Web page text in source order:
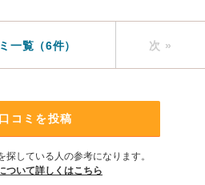
一覧（6件） 次 »
口コミを投稿
探している人の参考になります。
ついて詳しくはこちら